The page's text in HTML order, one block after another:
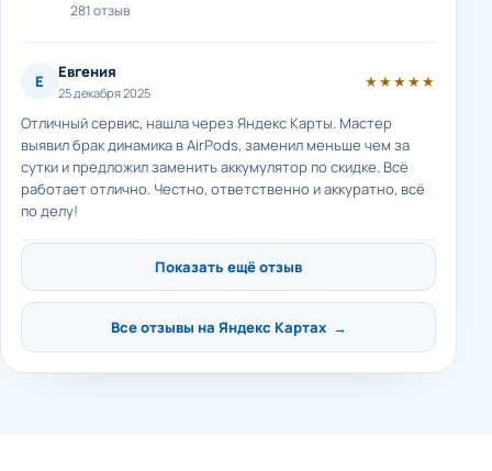
281 отзыв
Е Евгения
25 декабря 2025
★★★★★
Отличный сервис, нашла через Яндекс Карты. Мастер
выявил брак динамика в AirPods, заменил меньше чем за
сутки и предложил заменить аккумулятор по скидке. Всё
работает отлично. Честно, ответственно и аккуратно, всё
по делу!
Показать ещё отзыв
Все отзывы на Яндекс Картах →